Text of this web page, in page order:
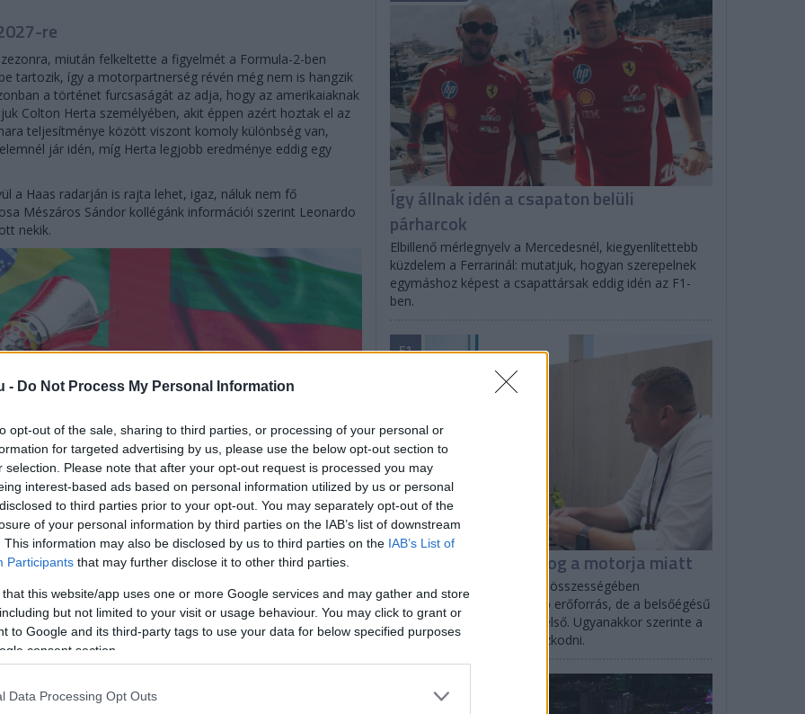
- Do Not Process My Personal Information
opt-out of the sale, sharing to third parties, or processing of your personal or
for targeted advertising by us, please use the below opt-out section to
selection. Please note that after your opt-out request is processed you may
interest-based ads based on personal information utilized by us or personal
to third parties prior to your opt-out. You may separately opt-out of the
of your personal information by third parties on the IAB’s list of downstream
This information may also be disclosed by us to third parties on the IAB’s List of
Participants that may further disclose it to other third parties.
that this website/app uses one or more Google services and may gather and store
but not limited to your visit or usage behaviour. You may click to grant or
to Google and its third-party tags to use your data for below specified purposes
consent section.
Data Processing Opt Outs
re
miután felkeltette a figyelmét a Formula-2-ben
tartozik, így a motorpartnerség révén még nem is hangzik
a történet furcsaságát az adja, hogy az amerikaiaknak
Colton Herta személyében, akit éppen azért hoztak el az
teljesítménye között viszont komoly különbség van,
jár idén, míg Herta legjobb eredménye eddig egy
a Haas radarján is rajta lehet, igaz, náluk nem fő
Mészáros Sándor kollégánk információi szerint Leonardo
nekik.
Így állnak idén a csapaton belüli
párharcok
Elbillenő mérlegnyelv a Mercedesnél, kiegyenlítettebb
küzdelem a Ferrarinál: mutatjuk, hogyan szerepelnek
egymáshoz képest a csapattársak eddig idén az F1-
ben.
Wolff: A Ferrari nyafog a motorja miatt
Toto Wolff elismerte, hogy összességében
valószínűleg övék a legjobb erőforrás, de a belsőégésű
motor terén a Red Bull az első. Ugyanakkor szerinte a
Ferrarinak sincs oka panaszkodni.
F1